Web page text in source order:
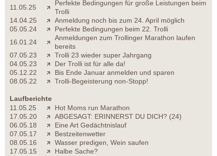
11.05.25
Perfekte Bedingungen für große Leistungen beim
Trolli
14.04.25
Anmeldung noch bis zum 24. April möglich
05.05.24
Perfekte Bedingungen beim 22. Trolli
16.01.24
Anmeldungen zum Trollinger Marathon laufen
bereits
07.05.23
Trolli 23 wieder super Jahrgang
04.05.23
Der Trolli ist für alle da!
05.12.22
Bis Ende Januar anmelden und sparen
08.05.22
Trolli-Begeisterung non-Stopp!
Laufberichte
11.05.25
Hot Moms run Marathon
17.05.20
ABGESAGT: ERINNERST DU DICH? (24)
06.05.18
Eine Art Gedächtnislauf
07.05.17
Bestzeitenwetter
08.05.16
Wasser predigen, Wein saufen
17.05.15
Halbe Sache?